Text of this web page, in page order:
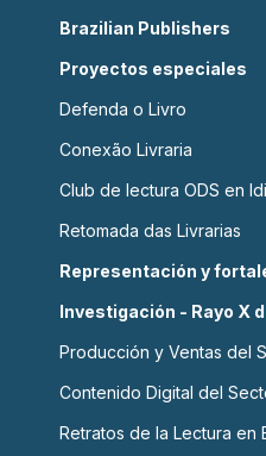
Brazilian Publishers
Proyectos especiales
Defenda o Livro
Conexão Livraria
Club de lectura ODS en
Retomada das Livrarias
Representación y
Investigación - Rayo X
Producción y Ventas del
Contenido Digital del
Retratos de la Lectura en